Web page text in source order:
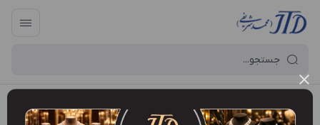
آرایه و جعبه جواهر تهران / فهرست محصولات / کیسه طلا BC1 KPS1